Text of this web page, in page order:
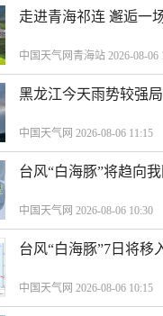
走进青海祁连 邂逅一
中国天气网青海站 2026-08-06
黑龙江今天雨势较强
中国天气网 2026-08-06 11:15
台风“白海豚”将趋向
中国天气网 2026-08-06 10:30
台风“白海豚”7日将移
中国天气网 2026-08-06 10:15